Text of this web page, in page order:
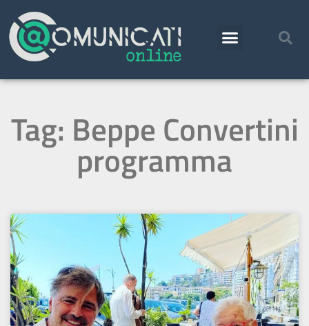
Tag: Beppe Convertini
programma